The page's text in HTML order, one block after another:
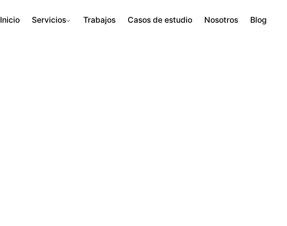
Inicio Servicios Trabajos Casos de estudio Nosotros Blog